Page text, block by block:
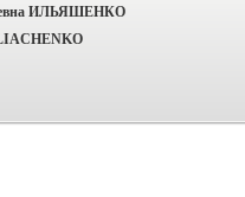
ИЛЬЯШЕНКО